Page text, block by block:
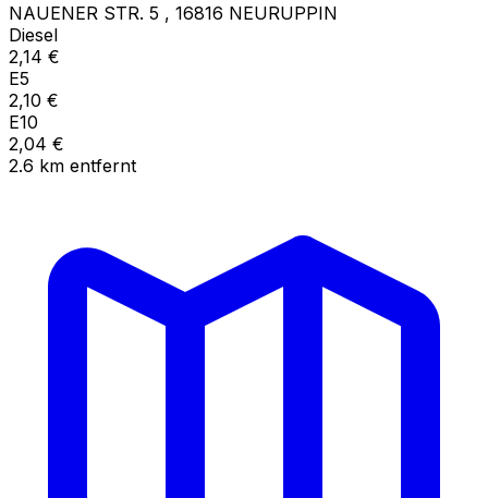
NAUENER STR. 5 , 16816 NEURUPPIN
Diesel
2,14 €
E5
2,10 €
E10
2,04 €
2.6 km entfernt